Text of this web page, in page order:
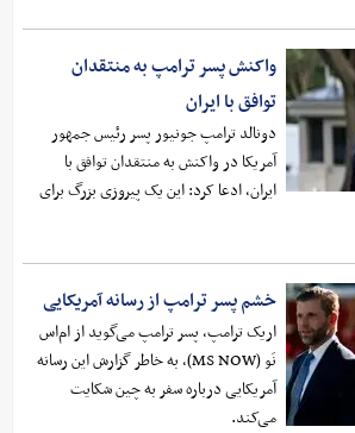
واکنش پسر ترامپ به منتقدان
توافق با ایران
دونالد ترامپ جونیور پسر رئیس جمهور
آمریکا در واکنش به منتقدان توافق با
ایران، ادعا کرد: این یک پیروزی بزرگ برای
خشم پسر ترامپ از رسانه آمریکایی
اریک ترامپ، پسر ترامپ می‌گوید از ام‌اس
نَو (MS NOW)، به خاطر گزارش این رسانه
آمریکایی درباره سفر به چین شکایت
می‌کند.